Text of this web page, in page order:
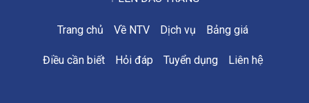
Trang chủ Về NTV Dịch vụ Bảng giá
Điều cần biết Hỏi đáp Tuyển dụng Liên hệ